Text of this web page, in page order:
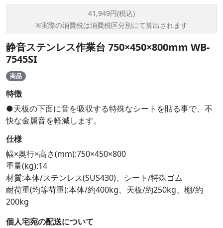
41,949円(税込)
※実際の消費税は消費税区分別にて算出されます
静音ステンレス作業台 750×450×800mm WB-
7545SI
商品
特徴
●天板の下面に音を吸収する特殊なシートを貼る事で、不
快な金属音を軽減します。
仕様
幅×奥行×高さ(mm):750×450×800
重量(kg):14
材質:本体/ステンレス(SUS430)、シート/特殊ゴム
耐荷重(均等荷重):本体/約400kg、天板/約250kg、棚/約
200kg
個人宅宛の配送について